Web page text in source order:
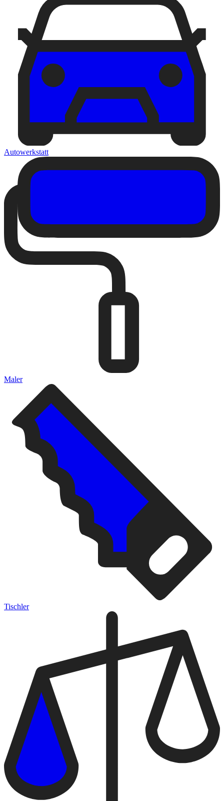
Autowerkstatt
Maler
Tischler